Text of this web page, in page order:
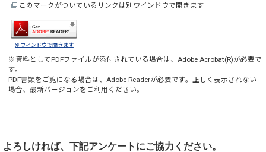
このマークがついているリンクは別ウインドウで開きます
別ウィンドウで開きます
※資料としてPDFファイルが添付されている場合は、Adobe Acrobat(R)が必要で
す。
PDF書類をご覧になる場合は、Adobe Readerが必要です。正しく表示されない
場合、最新バージョンをご利用ください。